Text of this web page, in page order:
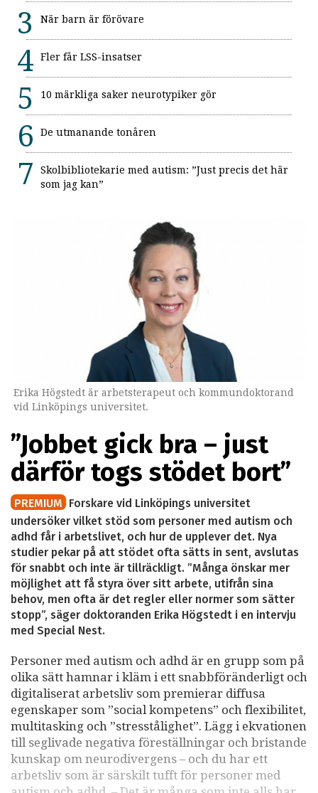
När barn är förövare
Fler får LSS-insatser
10 märkliga saker neurotypiker gör
De utmanande tonåren
Skolbibliotekarie med autism: ”Just precis det här
som jag kan”
Erika Högstedt är arbetsterapeut och kommundoktorand
vid Linköpings universitet.
”Jobbet gick bra – just
därför togs stödet bort”
PREMIUM Forskare vid Linköpings universitet
undersöker vilket stöd som personer med autism och
adhd får i arbetslivet, och hur de upplever det. Nya
studier pekar på att stödet ofta sätts in sent, avslutas
för snabbt och inte är tillräckligt. ”Många önskar mer
möjlighet att få styra över sitt arbete, utifrån sina
behov, men ofta är det regler eller normer som sätter
stopp”, säger doktoranden Erika Högstedt i en intervju
med Special Nest.
Personer med autism och adhd är en grupp som på
olika sätt hamnar i kläm i ett snabbföränderligt och
digitaliserat arbetsliv som premierar diffusa
egenskaper som ”social kompetens” och flexibilitet,
multitasking och ”stresstålighet”. Lägg i ekvationen
till seglivade negativa föreställningar och bristande
kunskap om neurodivergens – och du har ett
arbetsliv som är särskilt tufft för personer med